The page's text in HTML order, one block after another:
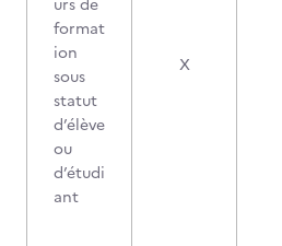
urs de
format
ion
sous
statut
d’élève
ou
d’étudi
ant
X